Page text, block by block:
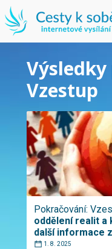
Vzestup
Pokračování:
oddělení realit a
další informace
1. 8. 2025